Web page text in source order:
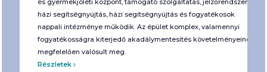
és gyermekjóléti központ, támogató szolgáltatás, jelzőrendszeres
házi segítségnyújtás, házi segítségnyújtás és fogyatékosok
nappali intézménye működik. Az épület komplex, valamennyi
fogyatékosságra kiterjedő akadálymentesítés követelményeinek
megfelelően valósult meg.
Részletek